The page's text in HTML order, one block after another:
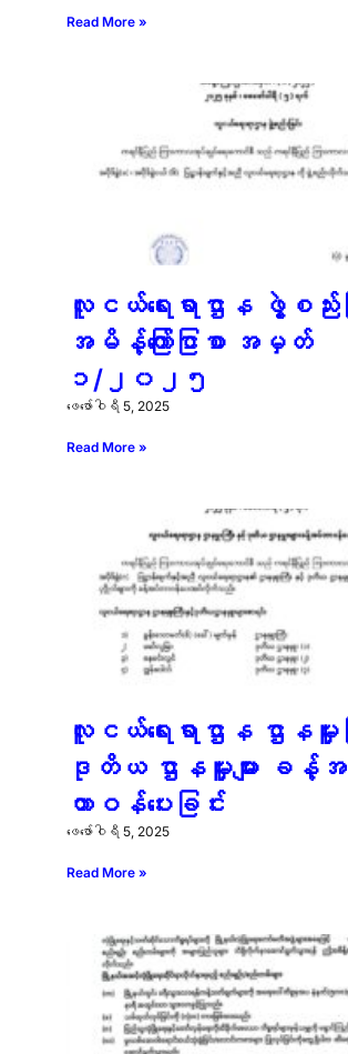
Read More »
လူငယ်ရေးရာဌာန ဖွဲ့စည်းခ
အမိန့်ကြော်ငြာစာ အမှတ်
၁/၂၀၂၅
ဖေ‌ဖော်ဝါရီ 5, 2025
Read More »
လူငယ်ရေးရာဌာန ဌာနမှူး
ဒုတိယ ဌာနမှူးများ ခန့်
တာဝန်ပေးခြင်း
ဖေ‌ဖော်ဝါရီ 5, 2025
Read More »